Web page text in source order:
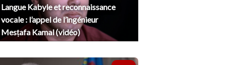
Langue Kabyle et reconnaissance
vocale : l’appel de l’ingénieur
Mesṭafa Kamal (vidéo)